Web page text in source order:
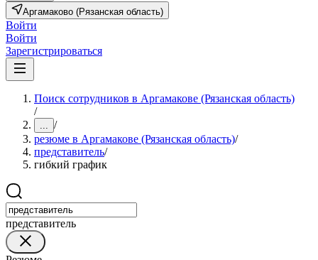
Аргамаково (Рязанская область)
Войти
Войти
Зарегистрироваться
Поиск сотрудников в Аргамакове (Рязанская область)
/
... /
резюме в Аргамакове (Рязанская область)/
представитель/
гибкий график
представитель